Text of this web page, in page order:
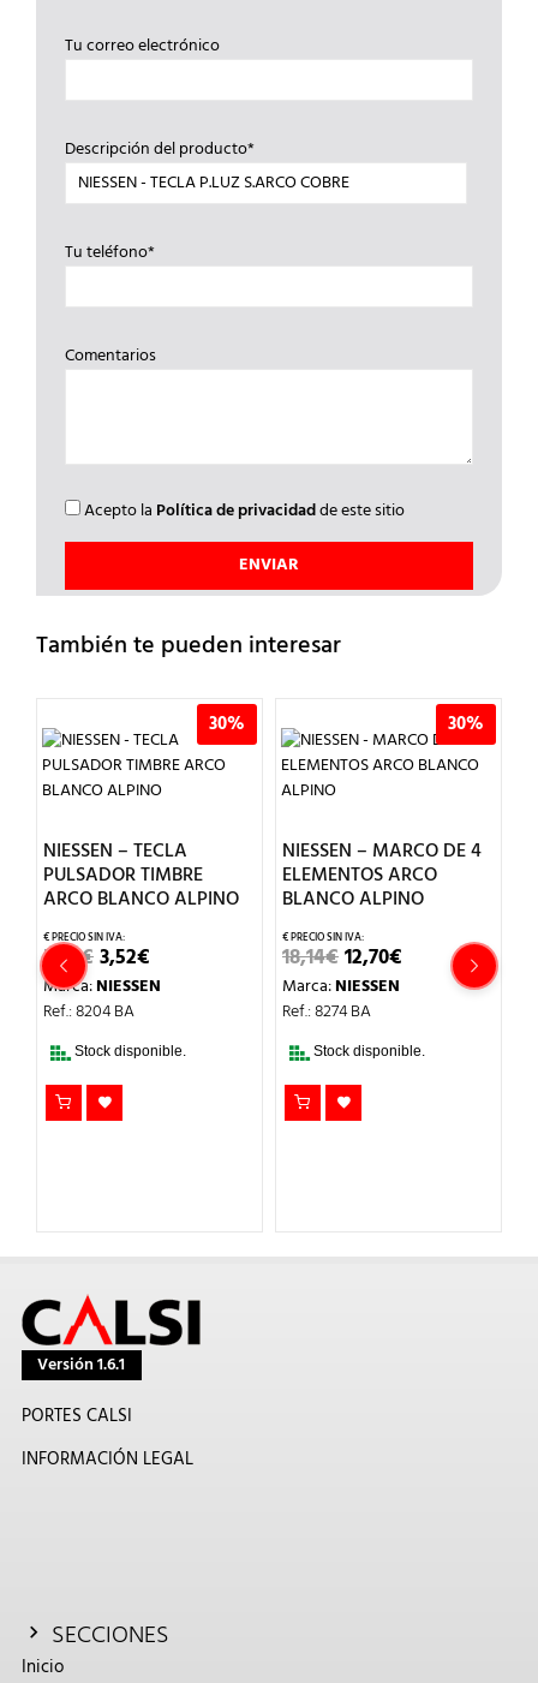
Tu correo electrónico
Descripción del producto*
Tu teléfono*
Comentarios
Acepto la Política de privacidadde este sitio
También te pueden interesar
30%
NIESSEN – TECLA
PULSADOR TIMBRE
ARCO BLANCO ALPINO
5,03€EL
PRECIO
ORIGINAL
ERA:
3,52€PRECIO
ACTUAL
Marca:NIESSEN
Ref.: 8204 BA
Stock disponible.
30%
NIESSEN – MARCO DE 4
ELEMENTOS ARCO
BLANCO ALPINO
18,14€EL
PRECIO
ORIGINAL
ERA:
12,70€ PRECIO
ACTUAL
Marca:NIESSEN
Ref.: 8274 BA
Stock disponible.
Versión 1.6.1
PORTES CALSI
INFORMACIÓN LEGAL
SECCIONES
Inicio